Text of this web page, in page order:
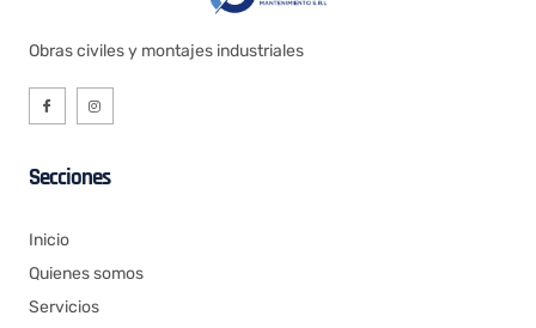
Obras civiles y montajes industriales
Secciones
Inicio
Quienes somos
Servicios